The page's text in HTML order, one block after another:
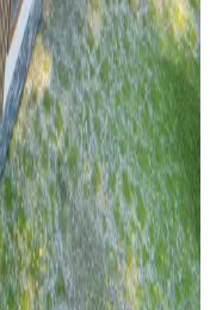
ve Güvenlik
ve çiçek
perde seçimi ve
ve Ev Sahiplerinin
nedeniyle
ve dayanıklılığı
arasında sıkça